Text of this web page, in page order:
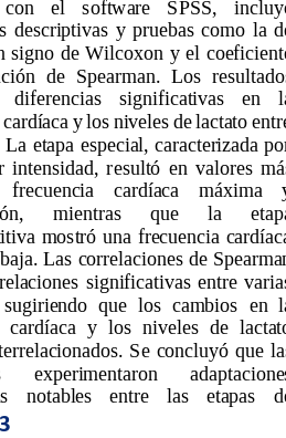
con el software SPSS,
descriptivas y pruebas como la
signo de Wilcoxon y el
de Spearman. Los
diferencias significativas en
cardíaca y los niveles de lactato entr
La etapa especial, caracterizada
intensidad, resultó en valores
frecuencia cardíaca máxima
mientras que la
mostró una frecuencia
baja. Las correlaciones de
relaciones significativas entre vari
sugiriendo que los cambios en
cardíaca y los niveles de
Se concluyó que
experimentaron
notables entre las etapas